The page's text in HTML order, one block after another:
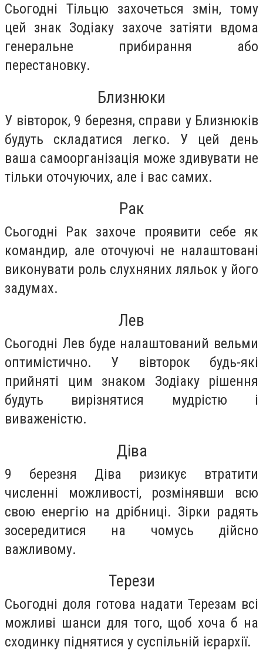
Сьогодні Тільцю захочеться змін, тому
цей знак Зодіаку захоче затіяти вдома
генеральне прибирання або
перестановку.
Близнюки
У вівторок, 9 березня, справи у Близнюків
будуть складатися легко. У цей день
ваша самоорганізація може здивувати не
тільки оточуючих, але і вас самих.
Рак
Сьогодні Рак захоче проявити себе як
командир, але оточуючі не налаштовані
виконувати роль слухняних ляльок у його
задумах.
Лев
Сьогодні Лев буде налаштований вельми
оптимістично. У вівторок будь-які
прийняті цим знаком Зодіаку рішення
будуть вирізнятися мудрістю і
виваженістю.
Діва
9 березня Діва ризикує втратити
численні можливості, розмінявши всю
свою енергію на дрібниці. Зірки радять
зосередитися на чомусь дійсно
важливому.
Терези
Сьогодні доля готова надати Терезам всі
можливі шанси для того, щоб хоча б на
сходинку піднятися у суспільній ієрархії.